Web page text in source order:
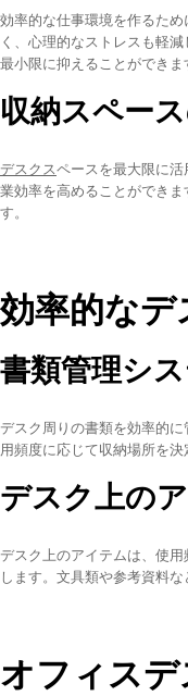
効率的な仕事環境を作るた
く、心理的なストレスも軽
最小限に抑えることができま
収納スペー
デスクスペースを最大限に
業効率を高めることができ
す。
効率的なデ
書類管理シ
デスク周りの書類を効率的
用頻度に応じて収納場所を
デスク上の
デスク上のアイテムは、使
します。文具類や参考資料
オフィス